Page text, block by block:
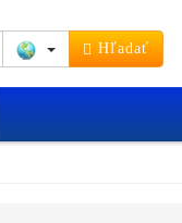
Hľadať